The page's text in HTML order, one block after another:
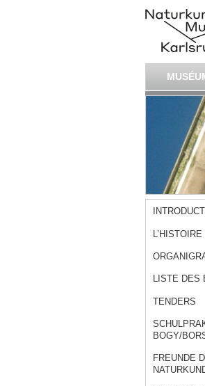
LISTE DES
TENDERS
BOGY/
FREUNDE